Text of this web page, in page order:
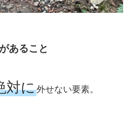
あること
対に外せない要素。